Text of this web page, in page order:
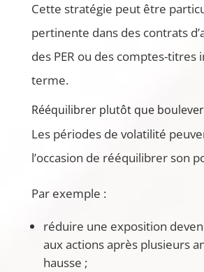
Cette stratégie peut être
pertinente dans des contrats
des PER ou des comptes-titres
terme.
Rééquilibrer plutôt que
Les périodes de volatilité
l’occasion de rééquilibrer son
Par exemple :
réduire une exposition
aux actions après plusieurs
hausse ;